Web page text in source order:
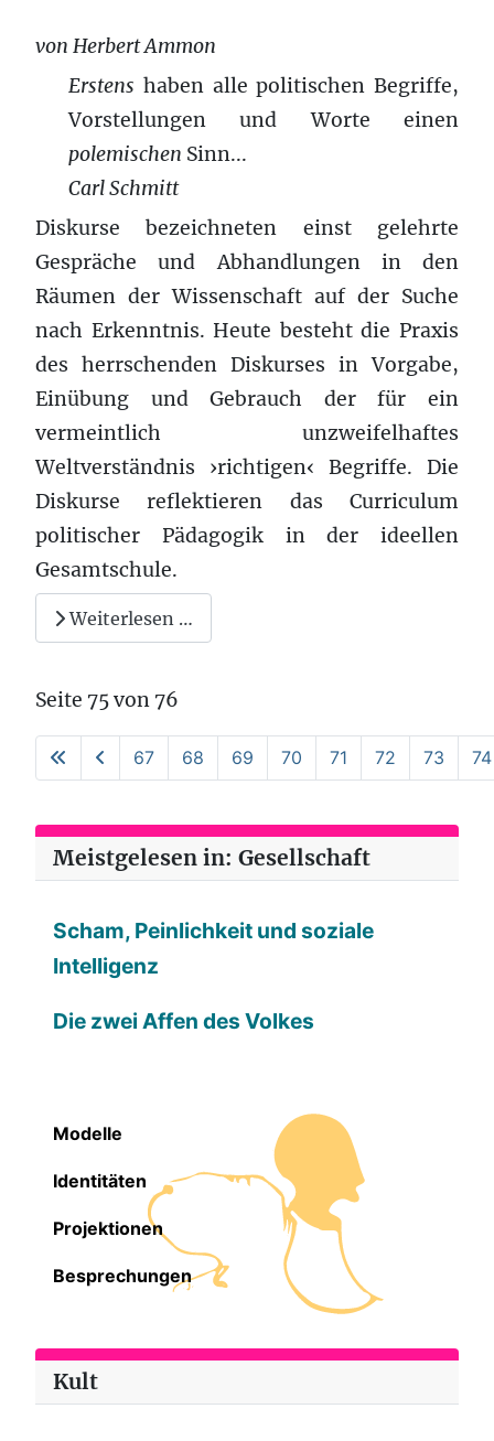
von Herbert Ammon
Erstens haben alle politischen Begriffe,
Vorstellungen und Worte einen
polemischen Sinn...
Carl Schmitt
Diskurse bezeichneten einst gelehrte
Gespräche und Abhandlungen in den
Räumen der Wissenschaft auf der Suche
nach Erkenntnis. Heute besteht die Praxis
des herrschenden Diskurses in Vorgabe,
Einübung und Gebrauch der für ein
vermeintlich unzweifelhaftes
Weltverständnis ›richtigen‹ Begriffe. Die
Diskurse reflektieren das Curriculum
politischer Pädagogik in der ideellen
Gesamtschule.
Weiterlesen …
Seite 75 von 76
67 68 69 70 71 72 73 74
Meistgelesen in: Gesellschaft
Scham, Peinlichkeit und soziale
Intelligenz
Die zwei Affen des Volkes
Modelle
Identitäten
Projektionen
Besprechungen
Kult